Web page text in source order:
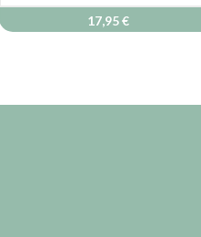
17,95 €